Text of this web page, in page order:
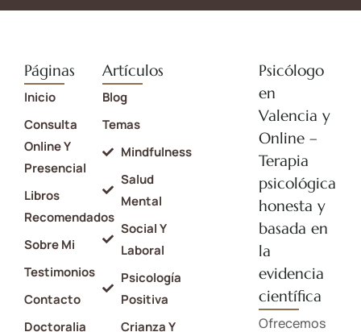
Páginas
Inicio
Consulta
Online Y
Presencial
Libros
Recomendados
Sobre Mi
Testimonios
Contacto
Doctoralia
Artículos
Blog
Temas
Mindfulness
Salud
Mental
Social Y
Laboral
Psicología
Positiva
Crianza Y
Psicólogo
en
Valencia y
Online –
Terapia
psicológica
honesta y
basada en
la
evidencia
científica
Ofrecemos